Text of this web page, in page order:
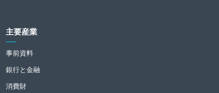
主要産業
事前資料
銀行と金融
消費財